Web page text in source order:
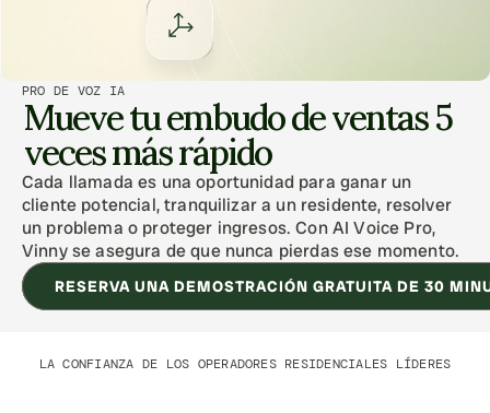
PRO DE VOZ IA
Mueve tu embudo de ventas 5
veces más rápido
Cada llamada es una oportunidad para ganar un
cliente potencial, tranquilizar a un residente, resolver
un problema o proteger ingresos. Con AI Voice Pro,
Vinny se asegura de que nunca pierdas ese momento.
RESERVA UNA DEMOSTRACIÓN GRATUITA DE 30
LA CONFIANZA DE LOS OPERADORES RESIDENCIALES LÍDERES